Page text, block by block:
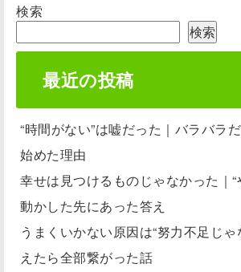
検索
検索
最近の投稿
“時間がない”は嘘だった｜バラバラ
始めた理由
幸せは見つけるものじゃなかった｜“
動かした先にあった答え
うまくいかない原因は“努力不足じ
えたら全部繋がった話